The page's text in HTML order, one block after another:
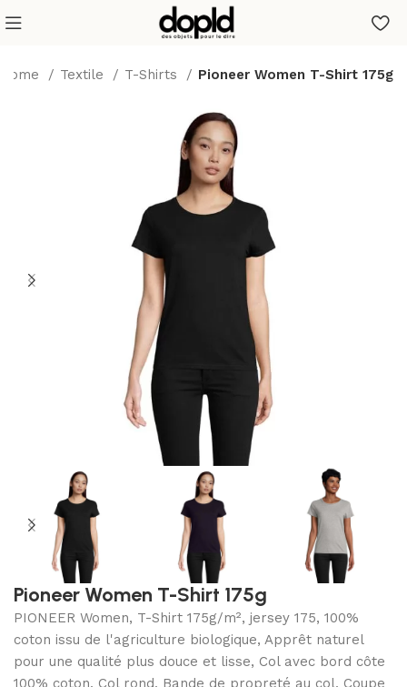
Home Textile T-Shirts Pioneer Women T-Shirt 175g
Pioneer Women T-Shirt 175g
PIONEER Women, T-Shirt 175g/m², jersey 175, 100%
coton issu de l'agriculture biologique, Apprêt naturel
pour une qualité plus douce et lisse, Col avec bord côte
100% coton, Col rond, Bande de propreté au col, Coupe